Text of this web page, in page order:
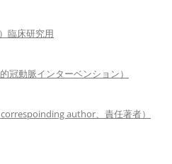
臨床研究用
冠動脈インターベンション）
author、責任著者）